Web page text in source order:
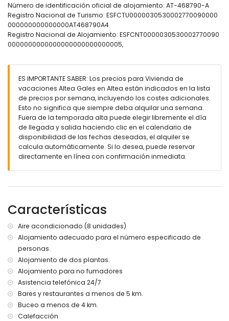
dormitorio con aire acondicionado, cama queen size y
baño en suite
dormitorio con aire acondicionado y cama king size
dormitorio con aire acondicionado y cama doble
baño en suite con lavabo doble, bañera, ducha, inodoro y
baño en suite con ducha e inodoro
baño con lavabo doble, ducha e inodoro
Exterior de esta casa de vacaciones
parcela cerrada
piscina privada climatizada de 11m x 3m y 1.8m de
profundidad
3 terrazas, de las cuales 1 está cubierta
ducha exterior
área de estar exterior y área de comedor exterior
casa)
playa más cercana: La Olla (a menos de 5 kilómetros de la
casa)
puerto más cercano: Campomanus (a menos de 3
kilómetros de la casa)
aeropuerto más cercano: Alicante (a menos de 100
kilómetros de la casa)
segundo aeropuerto más cercano: Valencia (> 100
kilómetros)
transporte público cercano: tren a menos de 5 kilómetros
no se permite fumar
no se admiten mascotas
Número de identificación oficial de alojamiento: AT-468790-A
Registro Nacional de Turismo: ESFCTU0000030530002770090000
000000000000000AT468790A4
Registro Nacional de Alojamiento: ESFCNT0000030530002770090
0000000000000000000000000005,
ES IMPORTANTE SABER: Los precios para Vivienda de
vacaciones Altea Gales en Altea están indicados en la lista
de precios por semana, incluyendo los costes adicionales.
Esto no significa que siempre deba alquilar una semana.
Fuera de la temporada alta puede elegir libremente el día
de llegada y salida haciendo clic en el calendario de
disponibilidad de las fechas deseadas, el alquiler se
calcula automáticamente. Si lo desea, puede reservar
directamente en línea con confirmación inmediata.
Características
Aire acondicionado (8 unidades)
Alojamiento adecuado para el número especificado de
personas.
Alojamiento de dos plantas.
Alojamiento para no fumadores
Asistencia telefónica 24/7
Bares y restaurantes a menos de 5 km.
Buceo a menos de 4 km.
Calefacción